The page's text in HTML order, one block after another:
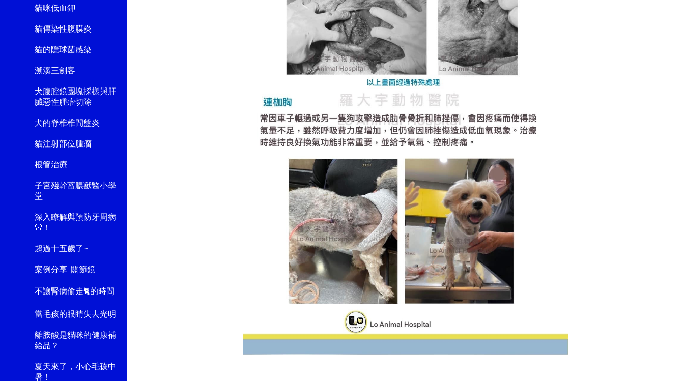
貓咪低血鉀
貓傳染性腹膜炎
貓的隱球菌感染
溯溪三劍客
犬腹腔鏡團塊採樣與肝
臟惡性腫瘤切除
犬的脊椎椎間盤炎
貓注射部位腫瘤
根管治療
子宮殘幹蓄膿獸醫小學
堂
深入瞭解與預防牙周病
🦷！
超過十五歲了~
案例分享-關節鏡-
不讓腎病偷走🐈的時間
當毛孩的眼睛失去光明
離胺酸是貓咪的健康補
給品？
夏天來了，小心毛孩中
暑！